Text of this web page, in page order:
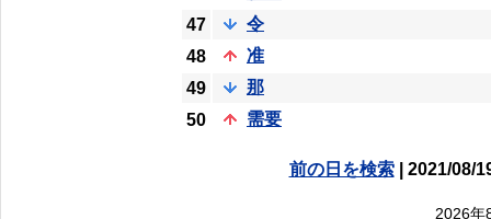
47
令
48
准
49
那
50
需要
前の日を検索| 2021/08/
2026年